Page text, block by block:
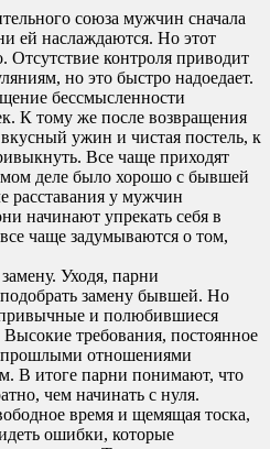
союза мужчин сначала
ей наслаждаются. Но этот
Отсутствие контроля приводит
но это быстро надоедает.
бессмысленности
К тому же после возвращения
ужин и чистая постель, к
Все чаще приходят
деле было хорошо с бывшей
расставания у мужчин
начинают упрекать себя в
чаще задумываются о том,
Уходя, парни
замену бывшей. Но
и полюбившиеся
требования, постоянное
прошлыми отношениями
В итоге парни понимают, что
чем начинать с нуля.
время и щемящая тоска,
ошибки, которые